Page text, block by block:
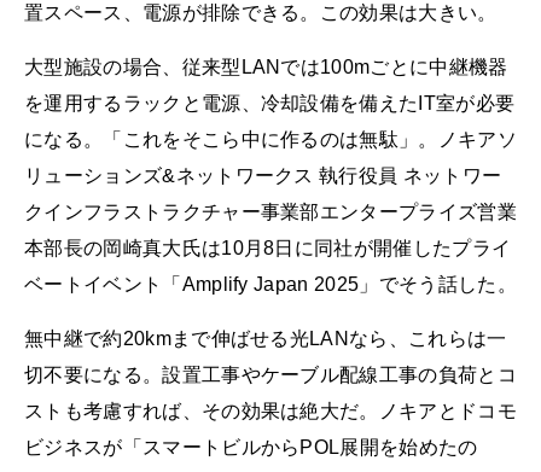
置スペース、電源が排除できる。この効果は大きい。
大型施設の場合、従来型LANでは100mごとに中継機器
を運用するラックと電源、冷却設備を備えたIT室が必要
になる。「これをそこら中に作るのは無駄」。ノキアソ
リューションズ&ネットワークス 執行役員 ネットワー
クインフラストラクチャー事業部エンタープライズ営業
本部長の岡崎真大氏は10月8日に同社が開催したプライ
ベートイベント「Amplify Japan 2025」でそう話した。
無中継で約20kmまで伸ばせる光LANなら、これらは一
切不要になる。設置工事やケーブル配線工事の負荷とコ
ストも考慮すれば、その効果は絶大だ。ノキアとドコモ
ビジネスが「スマートビルからPOL展開を始めたの